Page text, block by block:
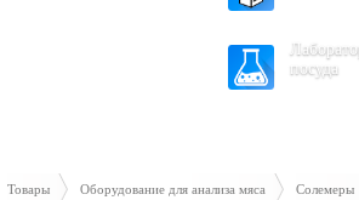
посуда
Товары Оборудование для анализа мяса Солемеры